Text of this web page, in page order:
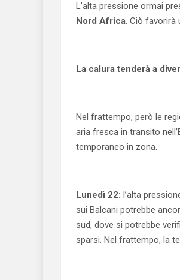
L’alta pressione ormai
Nord Africa. Ciò favorirà
La calura tenderà a
Nel frattempo, però le
aria fresca in transito
temporaneo in zona.
Lunedì 22: l’alta
sui Balcani potrebbe
sud, dove si potrebbe
sparsi. Nel frattempo, la